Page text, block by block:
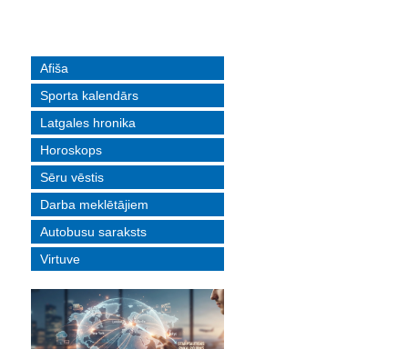
Afiša
Sporta kalendārs
Latgales hronika
Horoskops
Sēru vēstis
Darba meklētājiem
Autobusu saraksts
Virtuve